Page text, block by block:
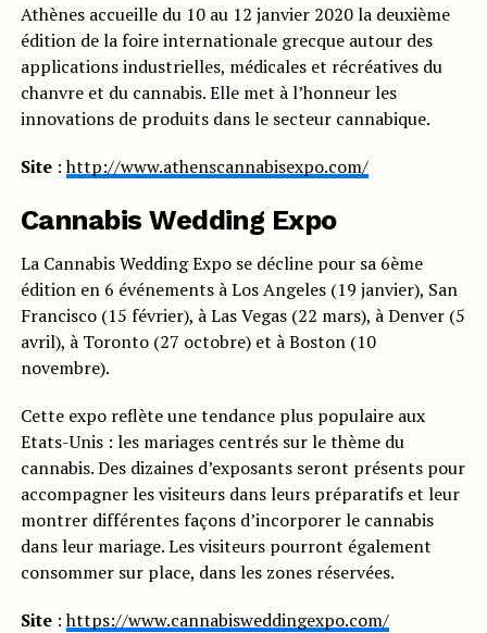
Athènes accueille du 10 au 12 janvier 2020 la deuxième
édition de la foire internationale grecque autour des
applications industrielles, médicales et récréatives du
chanvre et du cannabis. Elle met à l’honneur les
innovations de produits dans le secteur cannabique.
Site:http://www.athenscannabisexpo.com/
Cannabis Wedding Expo
La Cannabis Wedding Expo se décline pour sa 6ème
édition en 6 événements à Los Angeles (19 janvier), San
Francisco (15 février), à Las Vegas (22 mars), à Denver (5
avril), à Toronto (27 octobre) et à Boston (10
novembre).
Cette expo reflète une tendance plus populaire aux
Etats-Unis : les mariages centrés sur le thème du
cannabis. Des dizaines d’exposants seront présents pour
accompagner les visiteurs dans leurs préparatifs et leur
montrer différentes façons d’incorporer le cannabis
dans leur mariage. Les visiteurs pourront également
consommer sur place, dans les zones réservées.
Site:https://www.cannabisweddingexpo.com/